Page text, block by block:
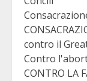
contro il
Contro
CONTRO LA